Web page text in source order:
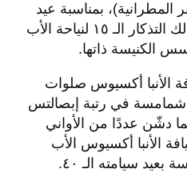
المطرانية)، بمناسبة عيد
١٥ لنياحة الأب
الكنيسة ذاتها.
الأنبا أكسيوس صلوات
شمامسة في رتبة إبصالتس
دشّن عددًا من الأواني
الأنبا أكسيوس الأب
سيامته الـ ٤٠.